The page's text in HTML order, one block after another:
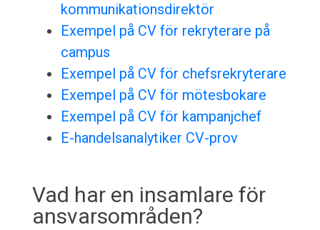
kommunikationsdirektör
Exempel på CV för rekryterare på
campus
Exempel på CV för chefsrekryterare
Exempel på CV för mötesbokare
Exempel på CV för kampanjchef
E-handelsanalytiker CV-prov
Vad har en insamlare för
ansvarsområden?